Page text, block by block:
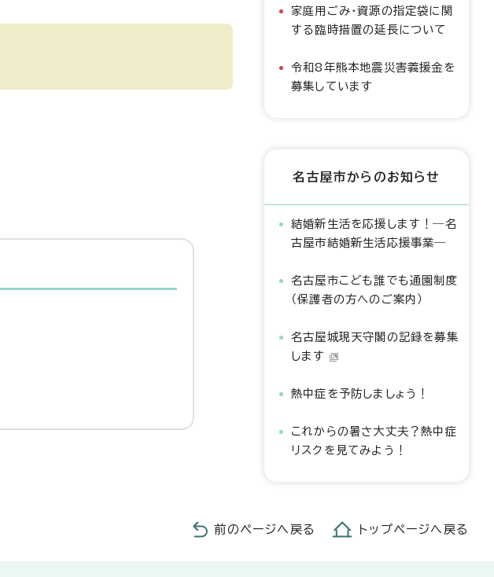
家庭用ごみ・資源の指定袋に関
する臨時措置の延長について
令和8年熊本地震災害義援金を
募集しています
名古屋市からのお知らせ
結婚新生活を応援します！―名
古屋市結婚新生活応援事業―
名古屋市こども誰でも通園制度
（保護者の方へのご案内）
名古屋城現天守閣の記録を募集
します
熱中症を予防しましょう！
これからの暑さ大丈夫？熱中症
リスクを見てみよう！
前のページへ戻る トップページへ戻る